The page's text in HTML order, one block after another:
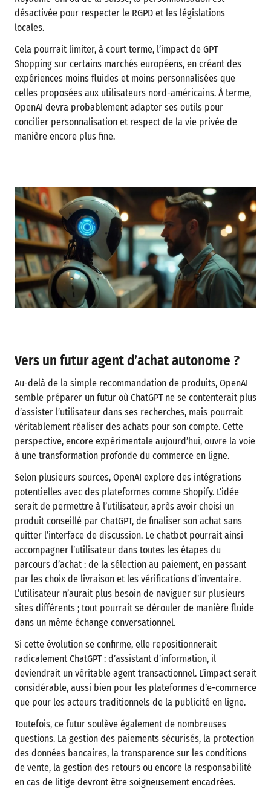
désactivée pour respecter le RGPD et les législations
locales.
Cela pourrait limiter, à court terme, l’impact de GPT
Shopping sur certains marchés européens, en créant des
expériences moins fluides et moins personnalisées que
celles proposées aux utilisateurs nord-américains. À terme,
OpenAI devra probablement adapter ses outils pour
concilier personnalisation et respect de la vie privée de
manière encore plus fine.
Vers un futur agent d’achat autonome ?
Au-delà de la simple recommandation de produits, OpenAI
semble préparer un futur où ChatGPT ne se contenterait plus
d’assister l’utilisateur dans ses recherches, mais pourrait
véritablement réaliser des achats pour son compte. Cette
perspective, encore expérimentale aujourd’hui, ouvre la voie
à une transformation profonde du commerce en ligne.
Selon plusieurs sources, OpenAI explore des intégrations
potentielles avec des plateformes comme Shopify. L’idée
serait de permettre à l’utilisateur, après avoir choisi un
produit conseillé par ChatGPT, de finaliser son achat sans
quitter l’interface de discussion. Le chatbot pourrait ainsi
accompagner l’utilisateur dans toutes les étapes du
parcours d’achat : de la sélection au paiement, en passant
par les choix de livraison et les vérifications d’inventaire.
L’utilisateur n’aurait plus besoin de naviguer sur plusieurs
sites différents ; tout pourrait se dérouler de manière fluide
dans un même échange conversationnel.
Si cette évolution se confirme, elle repositionnerait
radicalement ChatGPT : d’assistant d’information, il
deviendrait un véritable agent transactionnel. L’impact serait
considérable, aussi bien pour les plateformes d’e-commerce
que pour les acteurs traditionnels de la publicité en ligne.
Toutefois, ce futur soulève également de nombreuses
questions. La gestion des paiements sécurisés, la protection
des données bancaires, la transparence sur les conditions
de vente, la gestion des retours ou encore la responsabilité
en cas de litige devront être soigneusement encadrées.